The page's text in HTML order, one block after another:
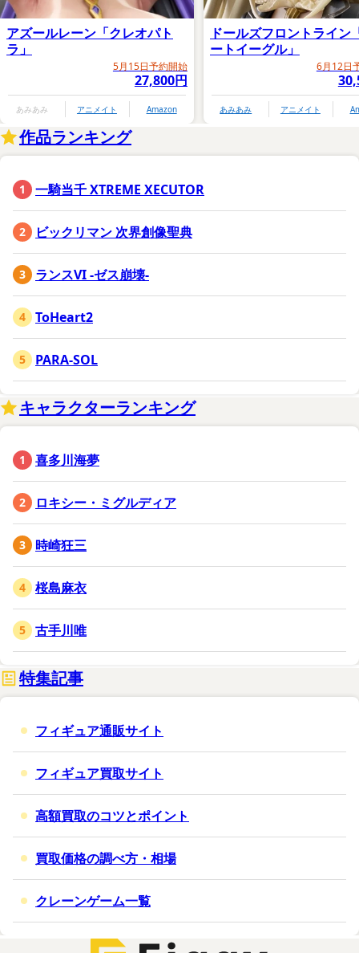
アズールレーン「クレオパト
ラ」
5月15日予約開始
27,800円
あみあみ アニメイト Amazon
ドールズフロントライン
ートイーグル」
6月12日
あみあみ アニメイト
作品ランキング
一騎当千 XTREME XECUTOR
ビックリマン 次界創像聖典
ランスVI -ゼス崩壊-
ToHeart2
PARA-SOL
キャラクターランキング
喜多川海夢
ロキシー・ミグルディア
時崎狂三
桜島麻衣
古手川唯
特集記事
フィギュア通販サイト
フィギュア買取サイト
高額買取のコツとポイント
買取価格の調べ方・相場
クレーンゲーム一覧